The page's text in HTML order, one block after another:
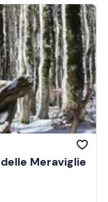
Meraviglie